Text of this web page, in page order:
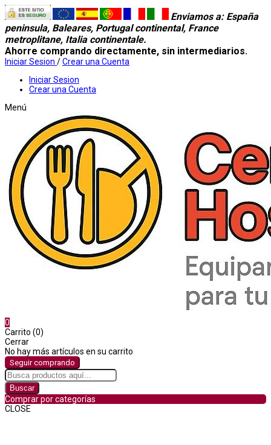
Enviamos a: España
peninsula, Baleares, Portugal continental, France
metroplitane, Italia continentale.
Ahorre comprando directamente, sin intermediarios.
Iniciar Sesion /Crear una Cuenta
Iniciar Sesion
Crear una Cuenta
Menú
0
Carrito (0)
Cerrar
No hay más artículos en su carrito
Seguir comprando
Buscar
Comprar por categorías
CLOSE